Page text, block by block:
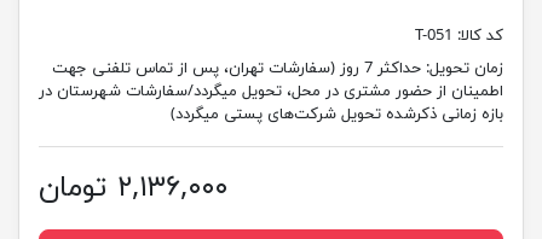
کد کالا: T-051
زمان تحویل:
حداکثر 7 روز (سفارشات تهران، پس از تماس تلفنی جهت
اطمینان از حضور مشتری در محل، تحویل میگردد/سفارشات شهرستان در
بازه زمانی ذکرشده تحویل شرکت‌های پستی میگردد)
۲,۱۳۶,۰۰۰ تومان